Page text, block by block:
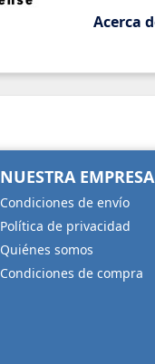
Acerca
NUESTRA EMPRESA
Condiciones de envío
Política de privacidad
Quiénes somos
Condiciones de compra